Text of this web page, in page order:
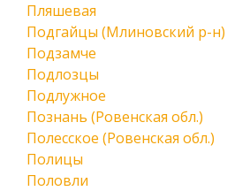
Пляшевая
Подгайцы (Млиновский р-н)
Подзамче
Подлозцы
Подлужное
Познань (Ровенская обл.)
Полесское (Ровенская обл.)
Полицы
Половли